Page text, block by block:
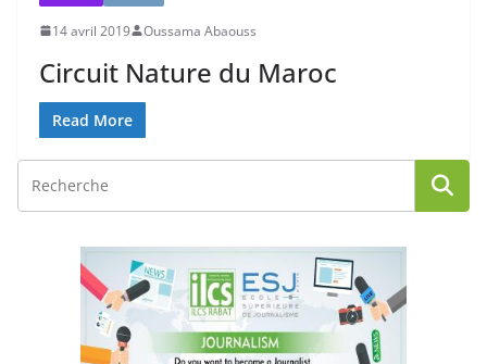
14 avril 2019 Oussama Abaouss
Circuit Nature du Maroc
Read More